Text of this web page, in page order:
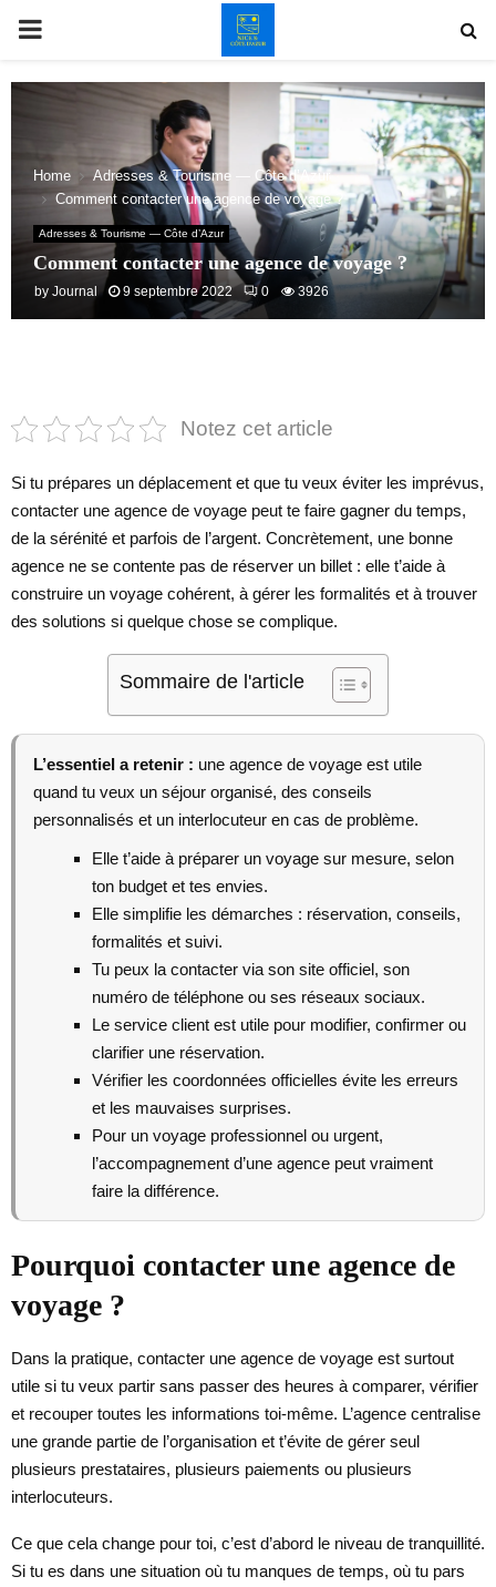
PRIMARY
MENU
Home
Adresses & Tourisme — Côte d’Azur
Comment contacter une agence de voyage ?
Adresses & Tourisme — Côte d’Azur
Comment contacter une agence de voyage ?
by Journal 9 septembre 2022 0 3926
Notez cet article
Si tu prépares un déplacement et que tu veux éviter les imprévus,
contacter une agence de voyage peut te faire gagner du temps,
de la sérénité et parfois de l’argent. Concrètement, une bonne
agence ne se contente pas de réserver un billet : elle t’aide à
construire un voyage cohérent, à gérer les formalités et à trouver
des solutions si quelque chose se complique.
Sommaire de l'article
L’essentiel a retenir : une agence de voyage est utile
quand tu veux un séjour organisé, des conseils
personnalisés et un interlocuteur en cas de problème.
Elle t’aide à préparer un voyage sur mesure, selon
ton budget et tes envies.
Elle simplifie les démarches : réservation, conseils,
formalités et suivi.
Tu peux la contacter via son site officiel, son
numéro de téléphone ou ses réseaux sociaux.
Le service client est utile pour modifier, confirmer ou
clarifier une réservation.
Vérifier les coordonnées officielles évite les erreurs
et les mauvaises surprises.
Pour un voyage professionnel ou urgent,
l’accompagnement d’une agence peut vraiment
faire la différence.
Pourquoi contacter une agence de
voyage ?
Dans la pratique, contacter une agence de voyage est surtout
utile si tu veux partir sans passer des heures à comparer, vérifier
et recouper toutes les informations toi-même. L’agence centralise
une grande partie de l’organisation et t’évite de gérer seul
plusieurs prestataires, plusieurs paiements ou plusieurs
interlocuteurs.
Ce que cela change pour toi, c’est d’abord le niveau de tranquillité.
Si tu es dans une situation où tu manques de temps, où tu pars